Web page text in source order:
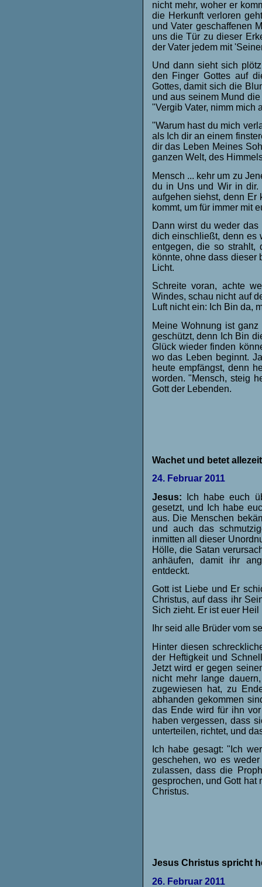
nicht mehr, woher er
die Herkunft verloren
und Vater geschaffenen
uns die Tür zu dieser
der Vater jedem mit
Und dann sieht sich
den Finger Gottes auf
Gottes, damit sich die
und aus seinem Mund
"Vergib Vater, nimm mich
"Warum hast du mich
als Ich dir an einem
dir das Leben Meines
ganzen Welt, des
Mensch ... kehr um zu
du in Uns und Wir in
aufgehen siehst, denn Er
kommt, um für immer mit
Dann wirst du weder
dich einschließt, denn es
entgegen, die so strahlt,
könnte, ohne dass dieser
Licht.
Schreite voran, achte
Windes, schau nicht auf
Luft nicht ein: Ich Bin da,
Meine Wohnung ist
geschützt, denn Ich Bin
Glück wieder finden
wo das Leben beginnt.
heute empfängst, denn
worden. "Mensch, steig
Gott der Lebenden.
Wachet und betet
24. Februar 2011
Jesus: Ich habe euch
gesetzt, und Ich habe
aus. Die Menschen
und auch das
inmitten all dieser
Hölle, die Satan
anhäufen, damit ihr
entdeckt.
Gott ist Liebe und Er
Christus, auf dass ihr
Sich zieht. Er ist euer
Ihr seid alle Brüder vom
Hinter diesen
der Heftigkeit und
Jetzt wird er gegen
nicht mehr lange
zugewiesen hat, zu
abhanden gekommen
das Ende wird für ihn
haben vergessen, dass
unterteilen, richtet, und
Ich habe gesagt: "Ich
geschehen, wo es
zulassen, dass die
gesprochen, und Gott hat
Christus.
Jesus Christus spricht
26. Februar 2011